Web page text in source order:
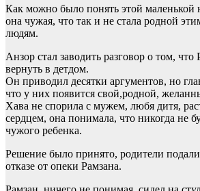
Как можно было понять этой маленькой
она чужая, что так и не стала родной
людям.
Анзор стал заводить разговор о том,
вернуть в детдом.
Он приводил десятки аргументов, но
что у них появится свой,родной,
Хава не спорила с мужем, любя дитя,
сердцем, она понимала, что никогда не
чужого ребенка.
Решение было принято, родители
отказе от опеки Рамзана.